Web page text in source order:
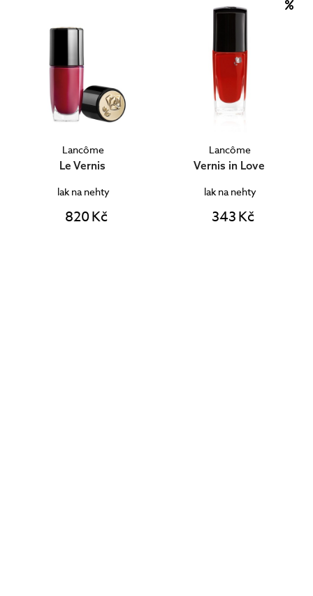
Lancôme
Le Vernis
lak na nehty
820 Kč
Lancôme
Vernis in Love
lak na nehty
343 Kč